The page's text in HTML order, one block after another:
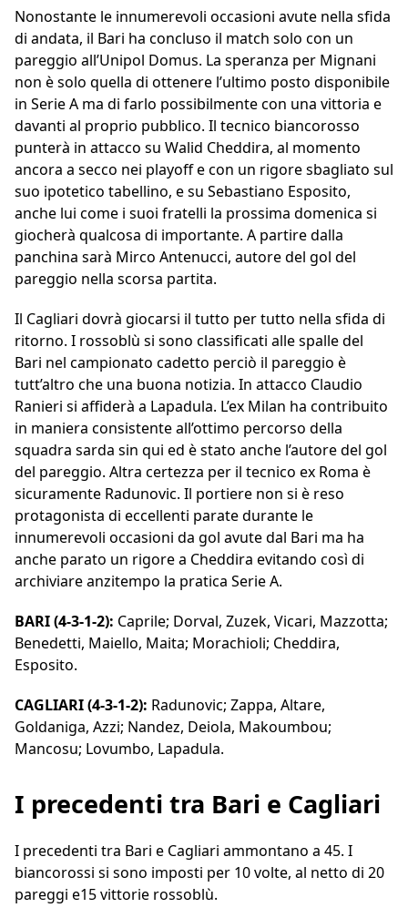
Nonostante le innumerevoli occasioni avute nella sfida
di andata, il Bari ha concluso il match solo con un
pareggio all’Unipol Domus. La speranza per Mignani
non è solo quella di ottenere l’ultimo posto disponibile
in Serie A ma di farlo possibilmente con una vittoria e
davanti al proprio pubblico. Il tecnico biancorosso
punterà in attacco su Walid Cheddira, al momento
ancora a secco nei playoff e con un rigore sbagliato sul
suo ipotetico tabellino, e su Sebastiano Esposito,
anche lui come i suoi fratelli la prossima domenica si
giocherà qualcosa di importante. A partire dalla
panchina sarà Mirco Antenucci, autore del gol del
pareggio nella scorsa partita.
Il Cagliari dovrà giocarsi il tutto per tutto nella sfida di
ritorno. I rossoblù si sono classificati alle spalle del
Bari nel campionato cadetto perciò il pareggio è
tutt’altro che una buona notizia. In attacco Claudio
Ranieri si affiderà a Lapadula. L’ex Milan ha contribuito
in maniera consistente all’ottimo percorso della
squadra sarda sin qui ed è stato anche l’autore del gol
del pareggio. Altra certezza per il tecnico ex Roma è
sicuramente Radunovic. Il portiere non si è reso
protagonista di eccellenti parate durante le
innumerevoli occasioni da gol avute dal Bari ma ha
anche parato un rigore a Cheddira evitando così di
archiviare anzitempo la pratica Serie A.
BARI (4-3-1-2): Caprile; Dorval, Zuzek, Vicari, Mazzotta;
Benedetti, Maiello, Maita; Morachioli; Cheddira,
Esposito.
CAGLIARI (4-3-1-2): Radunovic; Zappa, Altare,
Goldaniga, Azzi; Nandez, Deiola, Makoumbou;
Mancosu; Lovumbo, Lapadula.
I precedenti tra Bari e Cagliari
I precedenti tra Bari e Cagliari ammontano a 45. I
biancorossi si sono imposti per 10 volte, al netto di 20
pareggi e15 vittorie rossoblù.